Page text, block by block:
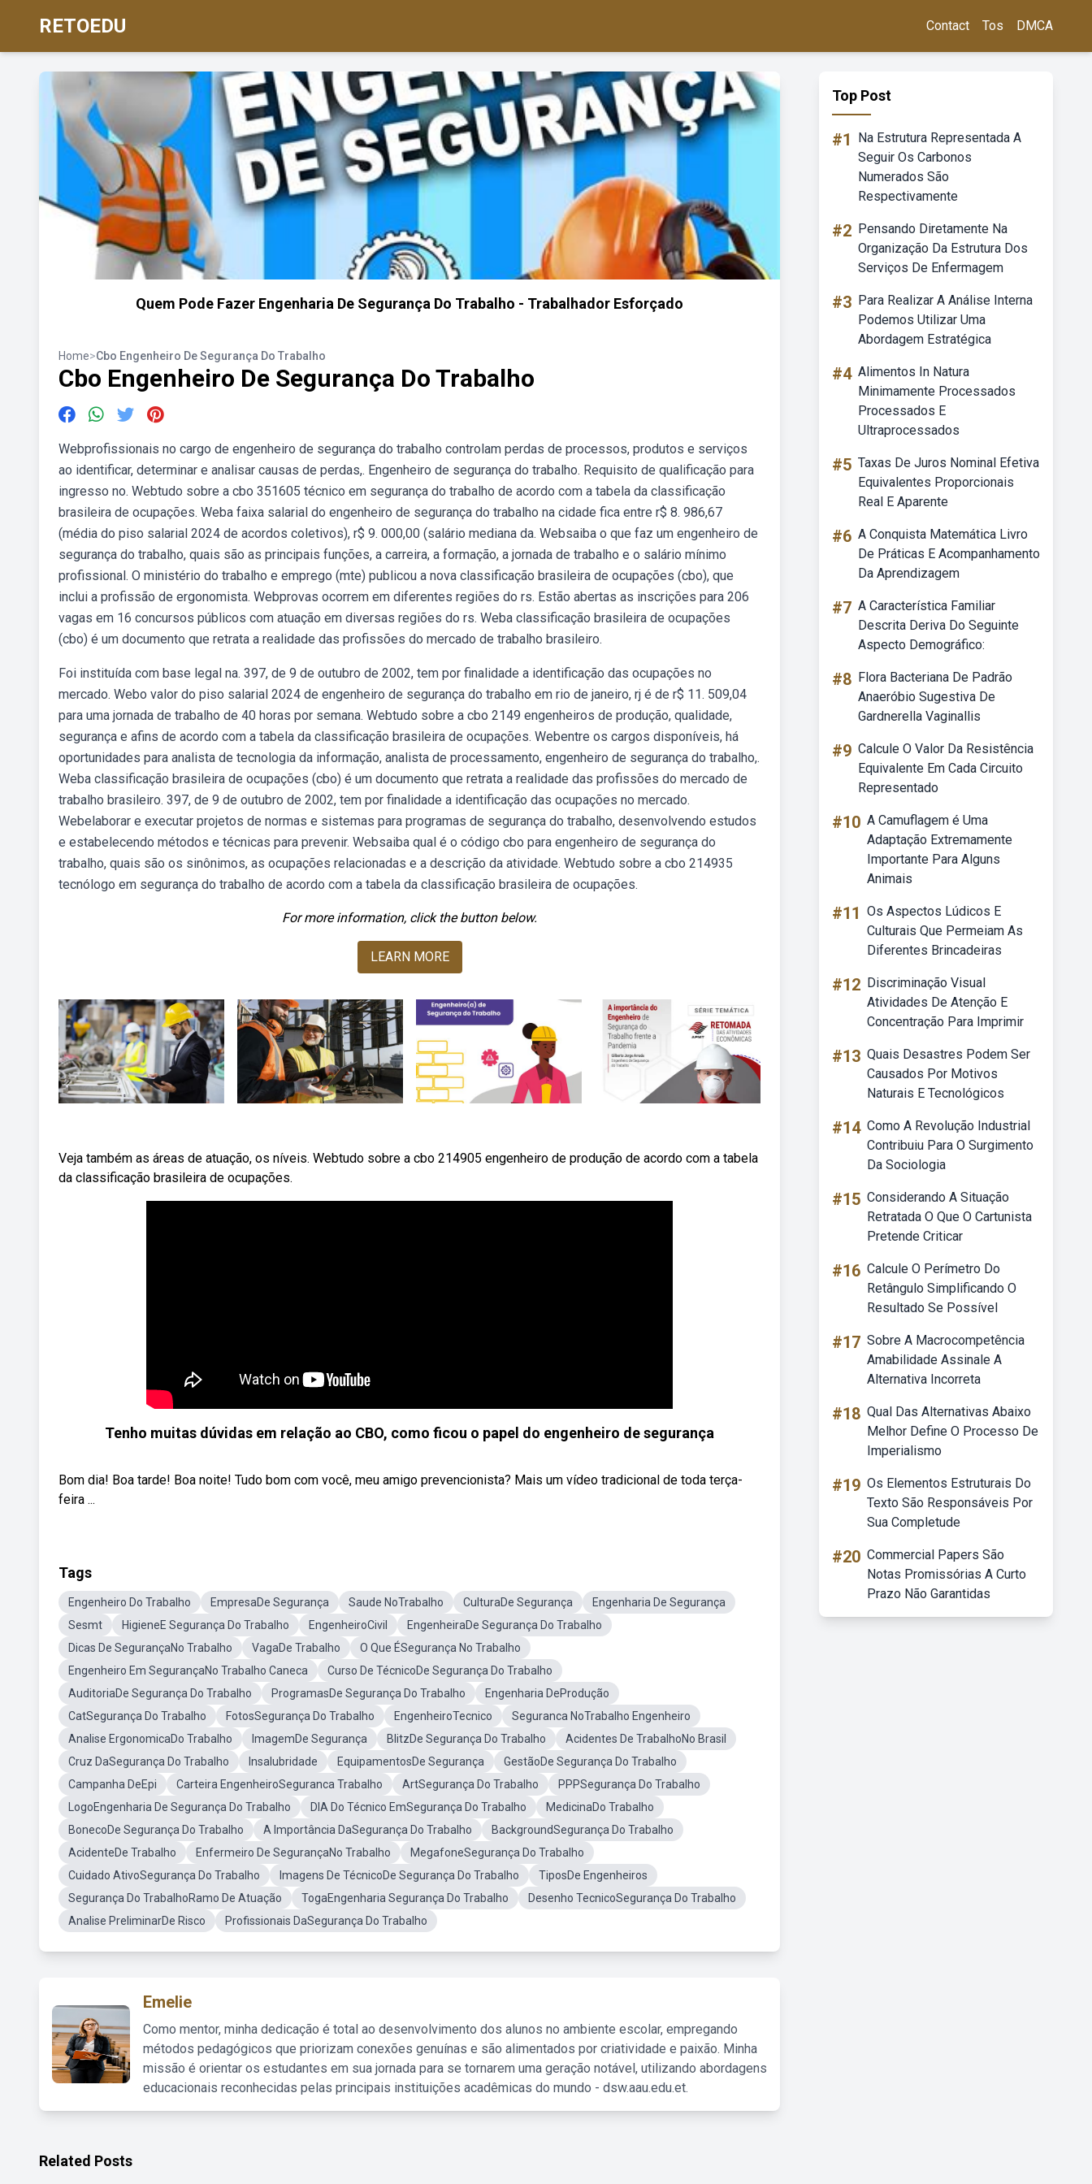
RETOEDU Contact Tos DMCA
Quem Pode Fazer Engenharia De Segurança Do Trabalho - Trabalhador Esforçado
Home>Cbo Engenheiro De Segurança Do Trabalho
Cbo Engenheiro De Segurança Do Trabalho
Webprofissionais no cargo de engenheiro de segurança do trabalho controlam perdas de processos, produtos e serviços
ao identificar, determinar e analisar causas de perdas,. Engenheiro de segurança do trabalho. Requisito de qualificação para
ingresso no. Webtudo sobre a cbo 351605 técnico em segurança do trabalho de acordo com a tabela da classificação
brasileira de ocupações. Weba faixa salarial do engenheiro de segurança do trabalho na cidade fica entre r$ 8. 986,67
(média do piso salarial 2024 de acordos coletivos), r$ 9. 000,00 (salário mediana da. Websaiba o que faz um engenheiro de
segurança do trabalho, quais são as principais funções, a carreira, a formação, a jornada de trabalho e o salário mínimo
profissional. O ministério do trabalho e emprego (mte) publicou a nova classificação brasileira de ocupações (cbo), que
inclui a profissão de ergonomista. Webprovas ocorrem em diferentes regiões do rs. Estão abertas as inscrições para 206
vagas em 16 concursos públicos com atuação em diversas regiões do rs. Weba classificação brasileira de ocupações
(cbo) é um documento que retrata a realidade das profissões do mercado de trabalho brasileiro.
Foi instituída com base legal na. 397, de 9 de outubro de 2002, tem por finalidade a identificação das ocupações no
mercado. Webo valor do piso salarial 2024 de engenheiro de segurança do trabalho em rio de janeiro, rj é de r$ 11. 509,04
para uma jornada de trabalho de 40 horas por semana. Webtudo sobre a cbo 2149 engenheiros de produção, qualidade,
segurança e afins de acordo com a tabela da classificação brasileira de ocupações. Webentre os cargos disponíveis, há
oportunidades para analista de tecnologia da informação, analista de processamento, engenheiro de segurança do trabalho,.
Weba classificação brasileira de ocupações (cbo) é um documento que retrata a realidade das profissões do mercado de
trabalho brasileiro. 397, de 9 de outubro de 2002, tem por finalidade a identificação das ocupações no mercado.
Webelaborar e executar projetos de normas e sistemas para programas de segurança do trabalho, desenvolvendo estudos
e estabelecendo métodos e técnicas para prevenir. Websaiba qual é o código cbo para engenheiro de segurança do
trabalho, quais são os sinônimos, as ocupações relacionadas e a descrição da atividade. Webtudo sobre a cbo 214935
tecnólogo em segurança do trabalho de acordo com a tabela da classificação brasileira de ocupações.
For more information, click the button below.
LEARN MORE
Veja também as áreas de atuação, os níveis. Webtudo sobre a cbo 214905 engenheiro de produção de acordo com a tabela
da classificação brasileira de ocupações.
Tenho muitas dúvidas em relação ao CBO, como ficou o papel do engenheiro de segurança
Bom dia! Boa tarde! Boa noite! Tudo bom com você, meu amigo prevencionista? Mais um vídeo tradicional de toda terça-
feira ...
Tags
Engenheiro Do Trabalho EmpresaDe Segurança Saude NoTrabalho CulturaDe Segurança
Engenharia De Segurança
Sesmt
HigieneE Segurança Do Trabalho EngenheiroCivil
EngenheiraDe Segurança Do Trabalho
Dicas De SegurançaNo Trabalho
VagaDe Trabalho
O Que ÉSegurança No Trabalho
Engenheiro Em SegurançaNo Trabalho Caneca
Curso De TécnicoDe Segurança Do Trabalho
AuditoriaDe Segurança Do Trabalho
ProgramasDe Segurança Do Trabalho
Engenharia DeProdução
CatSegurança Do Trabalho
FotosSegurança Do Trabalho EngenheiroTecnico
Seguranca NoTrabalho Engenheiro
Analise ErgonomicaDo Trabalho
ImagemDe Segurança BlitzDe Segurança Do Trabalho
Acidentes De TrabalhoNo Brasil
Cruz DaSegurança Do Trabalho
Insalubridade EquipamentosDe Segurança
GestãoDe Segurança Do Trabalho
Campanha DeEpi
Carteira EngenheiroSeguranca Trabalho ArtSegurança Do Trabalho
PPPSegurança Do Trabalho
LogoEngenharia De Segurança Do Trabalho
DIA Do Técnico EmSegurança Do Trabalho
MedicinaDo Trabalho
BonecoDe Segurança Do Trabalho
A Importância DaSegurança Do Trabalho
BackgroundSegurança Do Trabalho
AcidenteDe Trabalho
Enfermeiro De SegurançaNo Trabalho
MegafoneSegurança Do Trabalho
Cuidado AtivoSegurança Do Trabalho
Imagens De TécnicoDe Segurança Do Trabalho
TiposDe Engenheiros
Segurança Do TrabalhoRamo De Atuação
TogaEngenharia Segurança Do Trabalho
Desenho TecnicoSegurança Do Trabalho
Analise PreliminarDe Risco
Profissionais DaSegurança Do Trabalho
Emelie
Como mentor, minha dedicação é total ao desenvolvimento dos alunos no ambiente escolar, empregando
métodos pedagógicos que priorizam conexões genuínas e são alimentados por criatividade e paixão. Minha
missão é orientar os estudantes em sua jornada para se tornarem uma geração notável, utilizando abordagens
educacionais reconhecidas pelas principais instituições acadêmicas do mundo - dsw.aau.edu.et.
Top Post
#1
Na Estrutura Representada A
Seguir Os Carbonos
Numerados São
Respectivamente
#2 Pensando Diretamente Na
Organização Da Estrutura Dos
Serviços De Enfermagem
#3 Para Realizar A Análise Interna
Podemos Utilizar Uma
Abordagem Estratégica
#4 Alimentos In Natura
Minimamente Processados
Processados E
Ultraprocessados
#5 Taxas De Juros Nominal Efetiva
Equivalentes Proporcionais
Real E Aparente
#6 A Conquista Matemática Livro
De Práticas E Acompanhamento
Da Aprendizagem
#7 A Característica Familiar
Descrita Deriva Do Seguinte
Aspecto Demográfico:
#8 Flora Bacteriana De Padrão
Anaeróbio Sugestiva De
Gardnerella Vaginallis
#9 Calcule O Valor Da Resistência
Equivalente Em Cada Circuito
Representado
#10 A Camuflagem é Uma
Adaptação Extremamente
Importante Para Alguns
Animais
#11 Os Aspectos Lúdicos E
Culturais Que Permeiam As
Diferentes Brincadeiras
#12 Discriminação Visual
Atividades De Atenção E
Concentração Para Imprimir
#13 Quais Desastres Podem Ser
Causados Por Motivos
Naturais E Tecnológicos
#14 Como A Revolução Industrial
Contribuiu Para O Surgimento
Da Sociologia
#15 Considerando A Situação
Retratada O Que O Cartunista
Pretende Criticar
#16 Calcule O Perímetro Do
Retângulo Simplificando O
Resultado Se Possível
#17 Sobre A Macrocompetência
Amabilidade Assinale A
Alternativa Incorreta
#18 Qual Das Alternativas Abaixo
Melhor Define O Processo De
Imperialismo
#19 Os Elementos Estruturais Do
Texto São Responsáveis Por
Sua Completude
#20 Commercial Papers São
Notas Promissórias A Curto
Prazo Não Garantidas
Related Posts